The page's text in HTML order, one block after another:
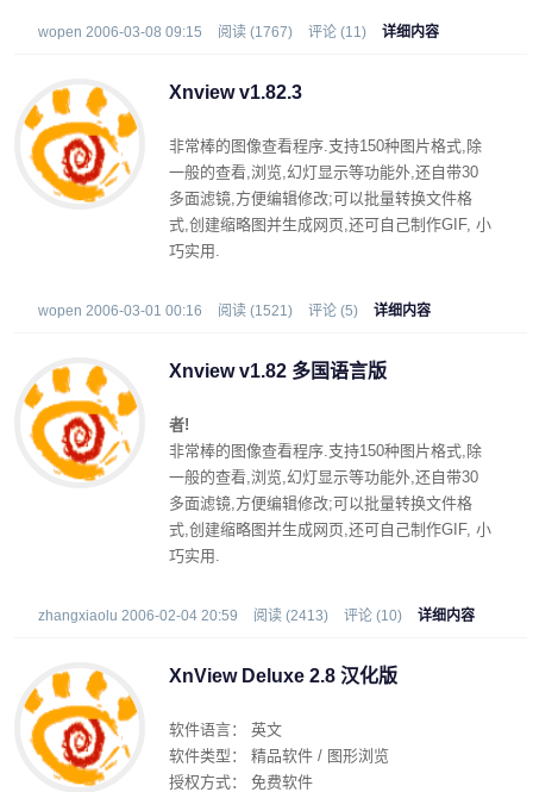
wopen 2006-03-08 09:15 阅读 (1767) 评论 (11) 详细内容
Xnview v1.82.3
非常棒的图像查看程序.支持150种图片格式,除
一般的查看,浏览,幻灯显示等功能外,还自带30
多面滤镜,方便编辑修改;可以批量转换文件格
式,创建缩略图并生成网页,还可自己制作GIF, 小
巧实用.
wopen 2006-03-01 00:16 阅读 (1521) 评论 (5) 详细内容
Xnview v1.82 多国语言版
者!
非常棒的图像查看程序.支持150种图片格式,除
一般的查看,浏览,幻灯显示等功能外,还自带30
多面滤镜,方便编辑修改;可以批量转换文件格
式,创建缩略图并生成网页,还可自己制作GIF, 小
巧实用.
zhangxiaolu 2006-02-04 20:59 阅读 (2413) 评论 (10) 详细内容
XnView Deluxe 2.8 汉化版
软件语言： 英文
软件类型： 精品软件 / 图形浏览
授权方式： 免费软件